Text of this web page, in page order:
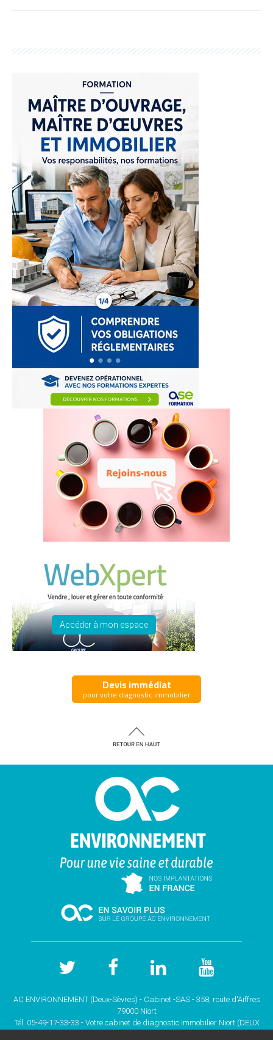
Accéder à mon espace
Devis immédiat
pour votre diagnostic immobilier
AC ENVIRONNEMENT (Deux-Sèvres) - Cabinet -SAS - 358, route d'Aiffres
79000 Niort
Tél. 05-49-17-33-33 - Votre cabinet de diagnostic immobilier Niort (DEUX